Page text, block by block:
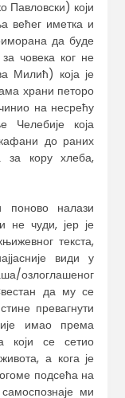
Павловски) који
већег иметка и
да буде
човека ког не
Милић) која је
храни петоро
на несрећу
Челебије која
до раних
за кору хлеба,
поново налази
не чуди, јер је
текста,
види у
озлоглашеног
да му се
превагнути
имао према
који се сетио
а кога је
подсећа на
ми